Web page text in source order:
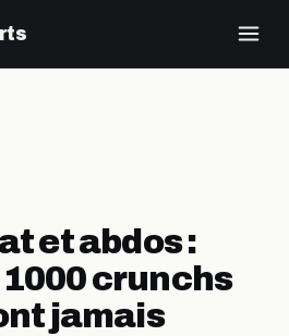
et abdos :
crunchs
jamais